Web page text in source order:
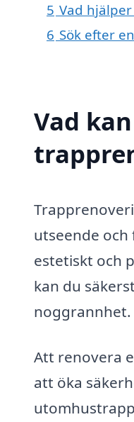
5 Vad
6 Sök efter
Vad
utseende
estetiskt och
kan du
noggrannhet.
Att renovera
att öka